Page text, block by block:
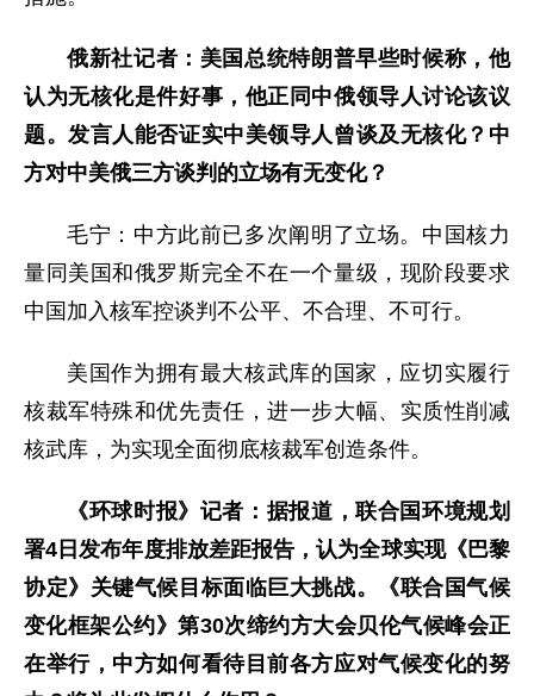
俄新社记者：美国总统特朗普早些时候称，他
认为无核化是件好事，他正同中俄领导人讨论该议
题。发言人能否证实中美领导人曾谈及无核化？中
方对中美俄三方谈判的立场有无变化？
毛宁：中方此前已多次阐明了立场。中国核力
量同美国和俄罗斯完全不在一个量级，现阶段要求
中国加入核军控谈判不公平、不合理、不可行。
美国作为拥有最大核武库的国家，应切实履行
核裁军特殊和优先责任，进一步大幅、实质性削减
核武库，为实现全面彻底核裁军创造条件。
《环球时报》记者：据报道，联合国环境规划
署4日发布年度排放差距报告，认为全球实现《巴黎
协定》关键气候目标面临巨大挑战。《联合国气候
变化框架公约》第30次缔约方大会贝伦气候峰会正
在举行，中方如何看待目前各方应对气候变化的努